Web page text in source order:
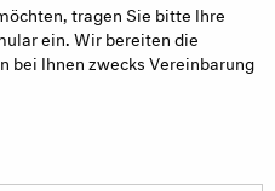
tragen Sie bitte Ihre
ein. Wir bereiten die
bei Ihnen zwecks Vereinbarung